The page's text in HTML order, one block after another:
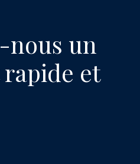
nous un
rapide et